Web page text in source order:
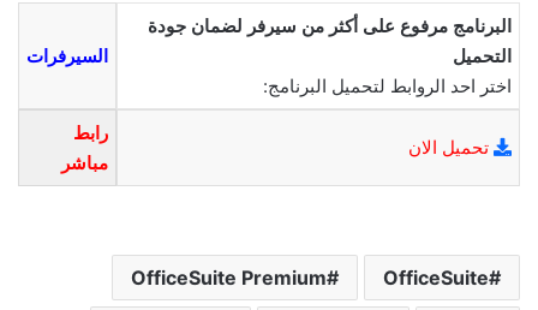
البرنامج مرفوع على أكثر من سيرفر لضمان جودة
التحميل
اختر احد الروابط لتحميل البرنامج:
السيرفرات
تحميل الان
رابط
مباشر
OfficeSuite
OfficeSuite Premium